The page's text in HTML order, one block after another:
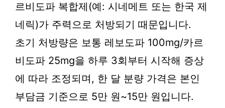
르비도파 복합제(예: 시네메트 또는 한국 제
네릭)가 주력으로 처방되기 때문입니다.
초기 처방량은 보통 레보도파 100mg/카르
비도파 25mg을 하루 3회부터 시작해 증상
에 따라 조정되며, 한 달 분량 가격은 본인
부담금 기준으로 5만 원~15만 원입니다.